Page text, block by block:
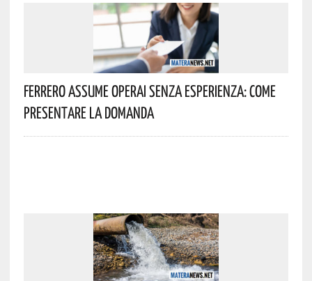
Ferrero Assume Operai Senza Esperienza: Come
Presentare La Domanda